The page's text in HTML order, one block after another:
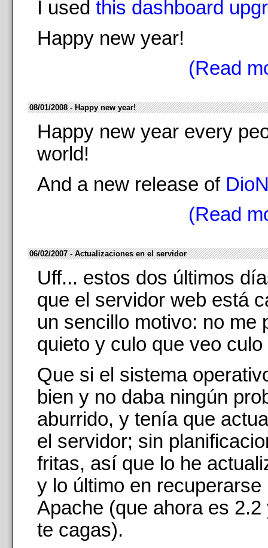
I used this dashboard
Happy new year!
(Read
08/01/2008 - Happy new year!
Happy new year every
world!
And a new release of
(Read
06/02/2007 - Actualizaciones en el servidor
Uff... estos dos últimos
que el servidor web está
un sencillo motivo: no me
quieto y culo que veo
Que si el sistema
bien y no daba ningún
aburrido, y tenía que
el servidor; sin
fritas, así que lo he
y lo último en recuperarse
Apache (que ahora es
te cagas).